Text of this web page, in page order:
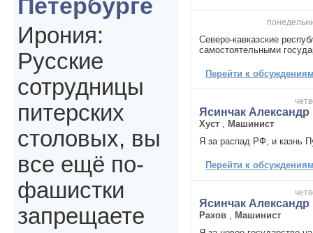
Северо-кавказские
самостоятельными
Перейти к
Ясинчак Александр
Хуст
Машинист
Я за распад РФ, и казнь
Перейти к
Ясинчак Александр
Рахов
Машинист
Петербурге
Ирония:
Русские
сотрудницы
питерских
столовых, вы
все ещё по-
фашистки
запрещаете